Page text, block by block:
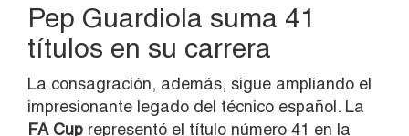
Pep Guardiola suma 41
títulos en su carrera
La consagración, además, sigue ampliando el
impresionante legado del técnico español. La
FA Cup representó el título número 41 en la